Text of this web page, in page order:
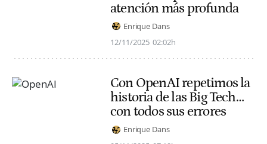
atención más profunda
Enrique Dans
12/11/2025 02:02h
Con OpenAI repetimos la
historia de las Big Tech…
con todos sus errores
Enrique Dans